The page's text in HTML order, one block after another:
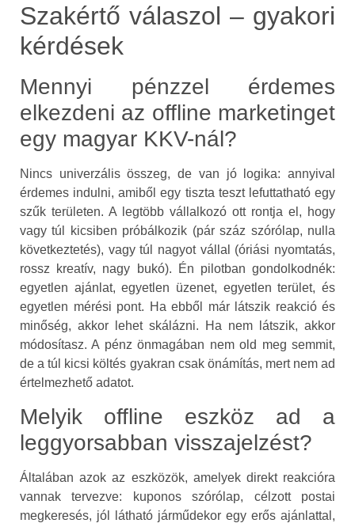
Szakértő válaszol – gyakori
kérdések
Mennyi pénzzel érdemes
elkezdeni az offline marketinget
egy magyar KKV-nál?
Nincs univerzális összeg, de van jó logika: annyival
érdemes indulni, amiből egy tiszta teszt lefuttatható egy
szűk területen. A legtöbb vállalkozó ott rontja el, hogy
vagy túl kicsiben próbálkozik (pár száz szórólap, nulla
következtetés), vagy túl nagyot vállal (óriási nyomtatás,
rossz kreatív, nagy bukó). Én pilotban gondolkodnék:
egyetlen ajánlat, egyetlen üzenet, egyetlen terület, és
egyetlen mérési pont. Ha ebből már látszik reakció és
minőség, akkor lehet skálázni. Ha nem látszik, akkor
módosítasz. A pénz önmagában nem old meg semmit,
de a túl kicsi költés gyakran csak önámítás, mert nem ad
értelmezhető adatot.
Melyik offline eszköz ad a
leggyorsabban visszajelzést?
Általában azok az eszközök, amelyek direkt reakcióra
vannak tervezve: kuponos szórólap, célzott postai
megkeresés, jól látható járműdekor egy erős ajánlattal,